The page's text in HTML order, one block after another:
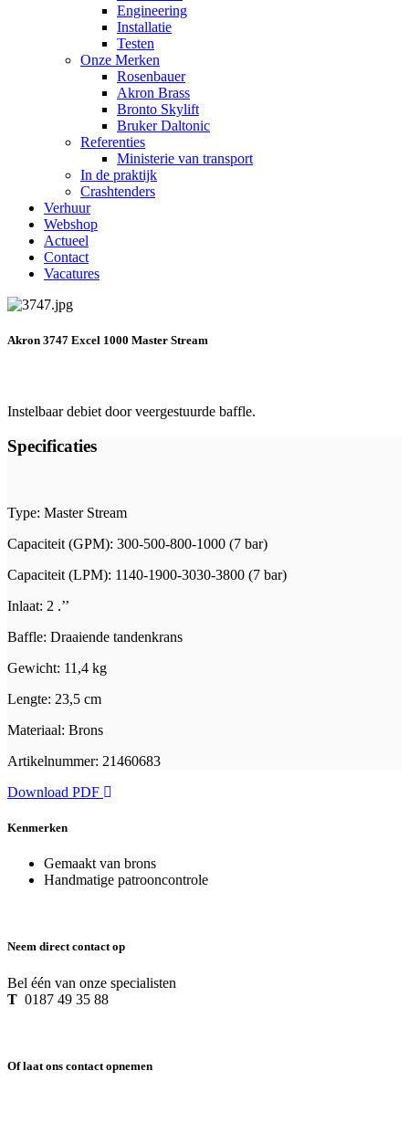
Engineering
Installatie
Testen
Onze Merken
Rosenbauer
Akron Brass
Bronto Skylift
Bruker Daltonic
Referenties
Ministerie van transport
In de praktijk
Crashtenders
Verhuur
Webshop
Actueel
Contact
Vacatures
Akron 3747 Excel 1000 Master Stream
Instelbaar debiet door veergestuurde baffle.
Specificaties
Type: Master Stream
Capaciteit (GPM): 300-500-800-1000 (7 bar)
Capaciteit (LPM): 1140-1900-3030-3800 (7 bar)
Inlaat: 2 .’’
Baffle: Draaiende tandenkrans
Gewicht: 11,4 kg
Lengte: 23,5 cm
Materiaal: Brons
Artikelnummer: 21460683
Download PDF
Kenmerken
Gemaakt van brons
Handmatige patrooncontrole
Neem direct contact op
Bel één van onze specialisten
T 0187 49 35 88
Of laat ons contact opnemen